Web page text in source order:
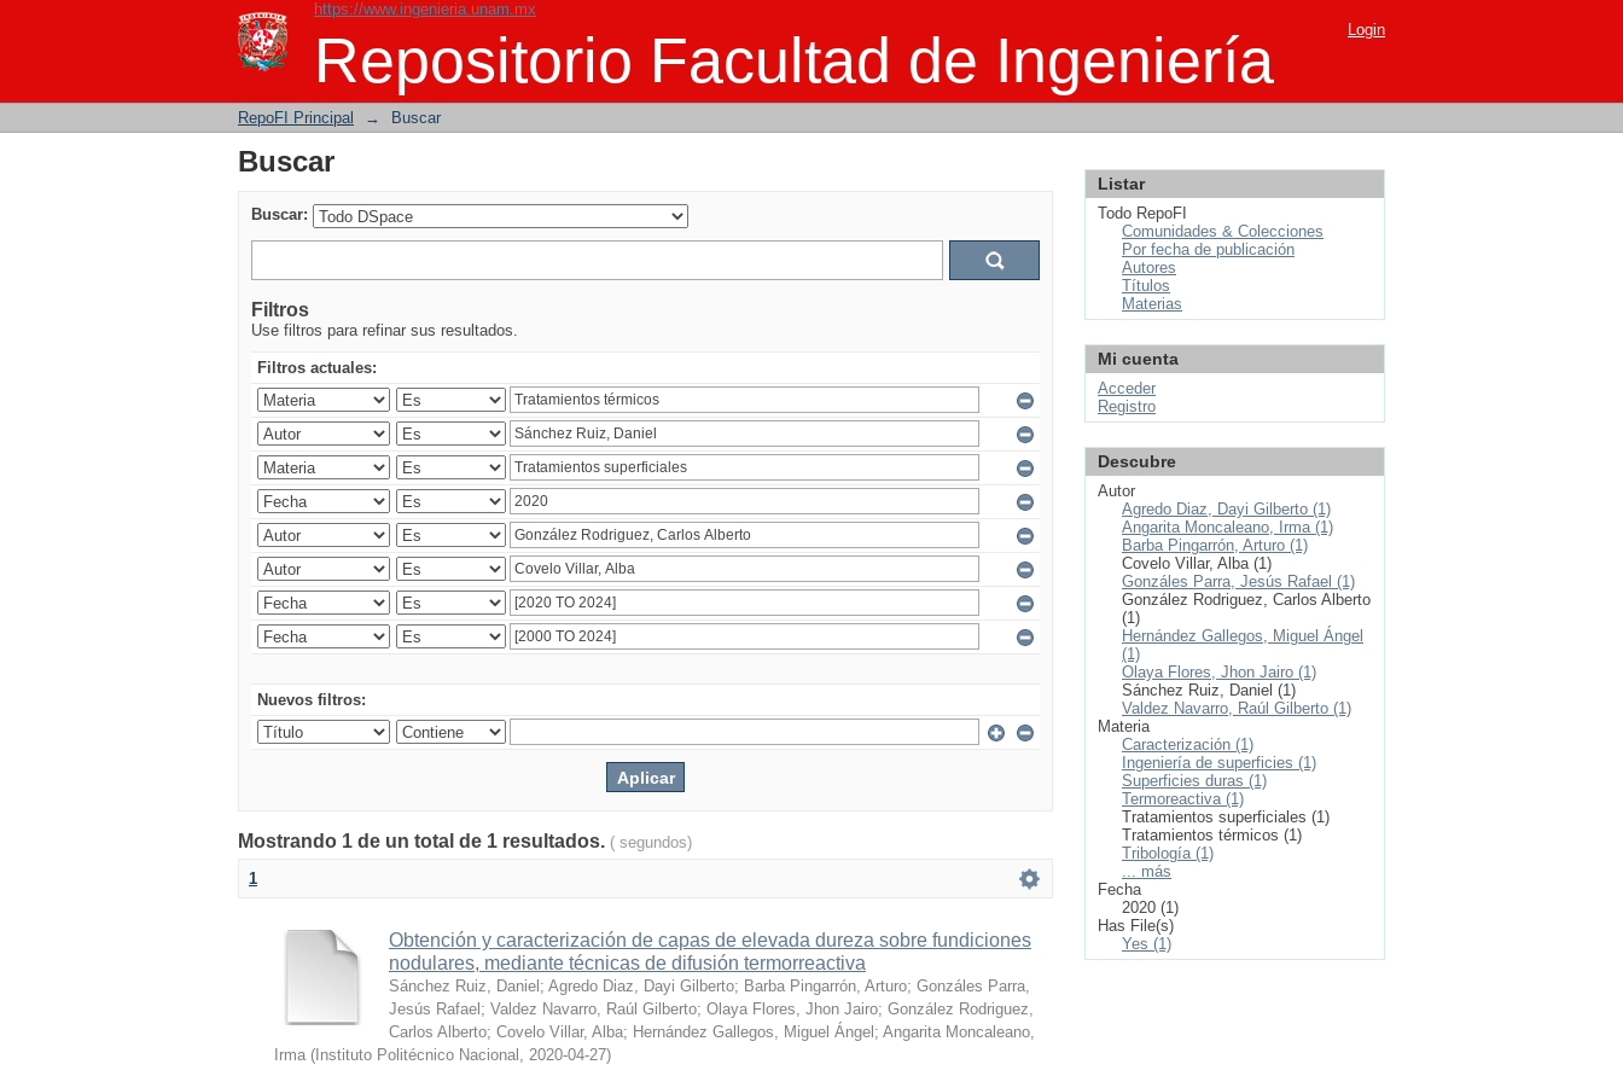
https://www.ingenieria.unam.mx
Repositorio Facultad de Ingeniería
Buscar Login
RepoFI Principal → Buscar
Buscar
Buscar:
Filtros
Use filtros para refinar sus resultados.
Filtros actuales:
Nuevos filtros:
Mostrando 1 de un total de 1 resultados. ( segundos)
1
Obtención y caracterización de capas de elevada dureza sobre fundiciones
nodulares, mediante técnicas de difusión termorreactiva
Sánchez Ruiz, Daniel ; Agredo Diaz, Dayi Gilberto; Barba Pingarrón, Arturo; Gonzáles Parra,
Jesús Rafael ; Valdez Navarro, Raúl Gilberto; Olaya Flores, Jhon Jairo; González Rodriguez,
Carlos Alberto; Covelo Villar, Alba; Hernández Gallegos, Miguel Ángel ; Angarita Moncaleano,
Irma ( Instituto Politécnico Nacional , 2020-04-27)
Listar
Todo RepoFI
Comunidades & Colecciones
Por fecha de publicación
Autores
Títulos
Materias
Mi cuenta
Acceder
Registro
Descubre
Autor
Agredo Diaz, Dayi Gilberto (1)
Angarita Moncaleano, Irma (1)
Barba Pingarrón, Arturo (1)
Covelo Villar, Alba (1)
Gonzáles Parra, Jesús Rafael (1)
González Rodriguez, Carlos Alberto
(1)
Hernández Gallegos, Miguel Ángel
(1)
Olaya Flores, Jhon Jairo (1)
Sánchez Ruiz, Daniel (1)
Valdez Navarro, Raúl Gilberto (1)
Materia
Caracterización (1)
Ingeniería de superficies (1)
Superficies duras (1)
Termoreactiva (1)
Tratamientos superficiales (1)
Tratamientos térmicos (1)
Tribología (1)
... más
Fecha
2020 (1)
Has File(s)
Yes (1)